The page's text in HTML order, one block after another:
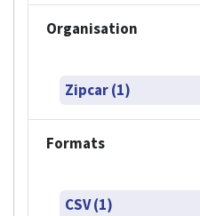
Organisation
Zipcar (1)
Formats
CSV (1)